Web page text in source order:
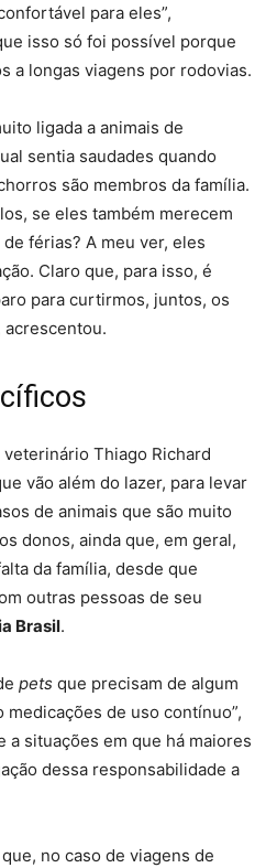
para eles”,
isso só foi possível porque
a longas viagens por rodovias.
ligada a animais de
sentia saudades quando
são membros da família.
se eles também merecem
férias? A meu ver, eles
Claro que, para isso, é
para curtirmos, juntos, os
acrescentou.
Thiago Richard
vão além do lazer, para levar
de animais que são muito
donos, ainda que, em geral,
da família, desde que
outras pessoas de seu
Brasil.
pets que precisam de algum
de uso contínuo”,
situações em que há maiores
dessa responsabilidade a
no caso de viagens de